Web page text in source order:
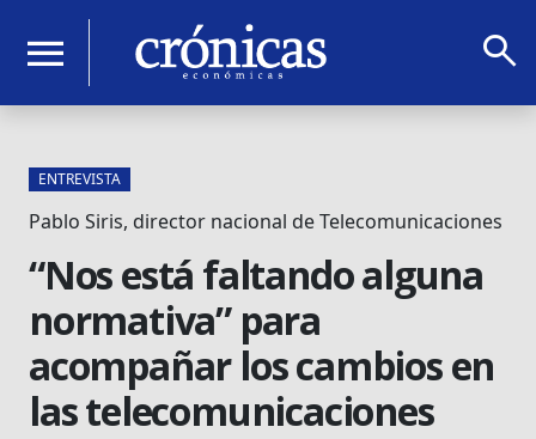
menu search
ENTREVISTA
Pablo Siris, director nacional de Telecomunicaciones
“Nos está faltando alguna
normativa” para
acompañar los cambios en
las telecomunicaciones